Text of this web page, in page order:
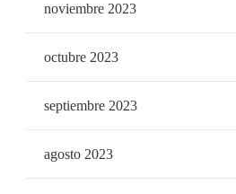
noviembre 2023
octubre 2023
septiembre 2023
agosto 2023